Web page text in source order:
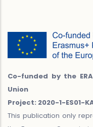
Co-funded by the
Union
Project: 2020-1-ES01-
This publication only